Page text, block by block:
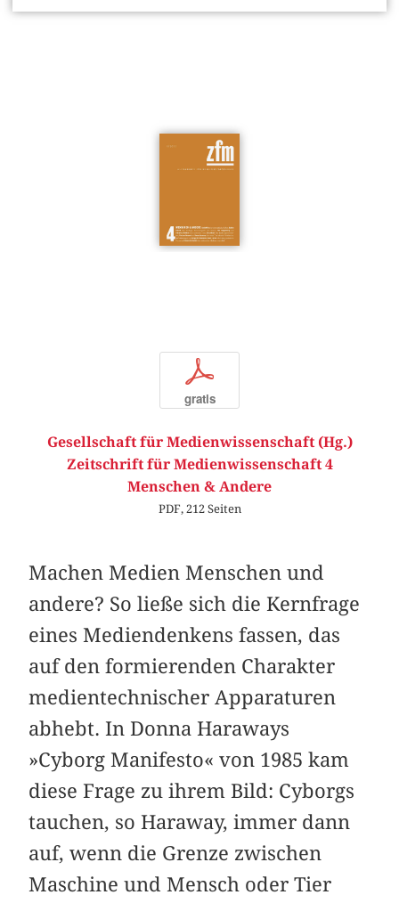
p
gratis
Gesellschaft für Medienwissenschaft (Hg.)
Zeitschrift für Medienwissenschaft 4
Menschen & Andere
PDF, 212 Seiten
Machen Medien Menschen und
andere? So ließe sich die Kernfrage
eines Mediendenkens fassen, das
auf den formierenden Charakter
medientechnischer Apparaturen
abhebt. In Donna Haraways
»Cyborg Manifesto« von 1985 kam
diese Frage zu ihrem Bild: Cyborgs
tauchen, so Haraway, immer dann
auf, wenn die Grenze zwischen
Maschine und Mensch oder Tier